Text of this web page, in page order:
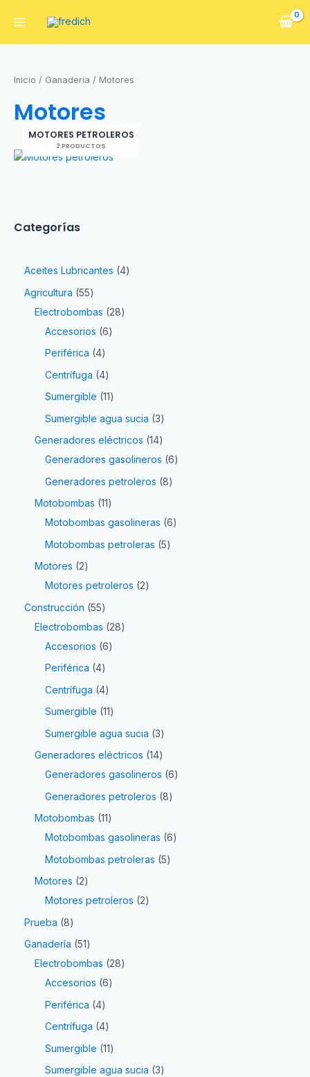
Categorías
Aceites Lubricantes 4
Agricultura 55
Electrobombas
28
Accesorios 6
Periférica 4
Centrífuga 4
Sumergible 11
Sumergible agua sucia 3
Generadores eléctricos 14
Generadores gasolineros 6
Generadores petroleros 8
Motobombas 11
Motobombas gasolineras 6
Motobombas petroleras 5
Motores
2
Motores petroleros
2
Construcción 55
Electrobombas
28
Accesorios 6
Periférica 4
Centrífuga 4
Sumergible 11
Sumergible agua sucia 3
Generadores eléctricos 14
Generadores gasolineros 6
Generadores petroleros 8
Motobombas 11
Motobombas gasolineras 6
Motobombas petroleras 5
Motores
2
Motores petroleros
2
Prueba 8
Ganadería 51
Electrobombas
28
Accesorios 6
Periférica 4
Centrífuga 4
Sumergible 11
Sumergible agua sucia 3
Inicio / Ganadería / Motores
Motores
MOTORES PETROLEROS
2 PRODUCTOS